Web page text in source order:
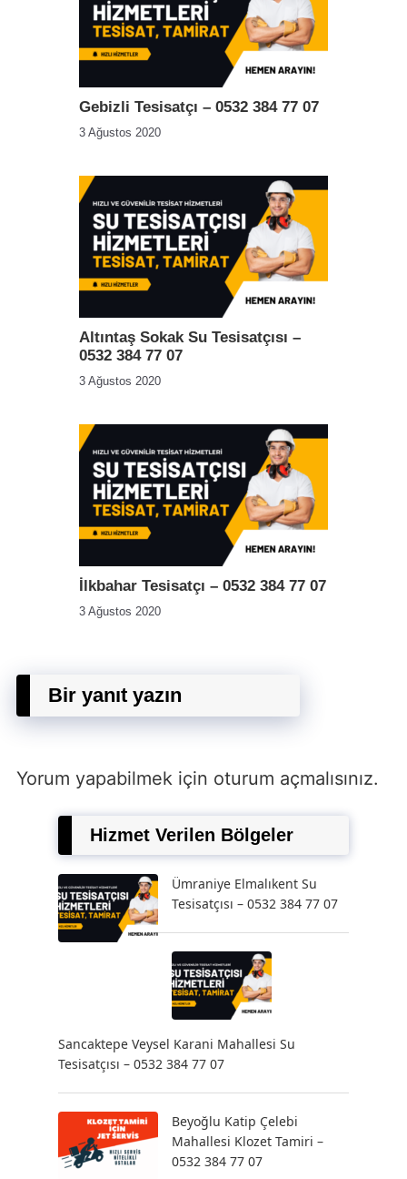
Gebizli Tesisatçı – 0532 384 77 07
3 Ağustos 2020
Altıntaş Sokak Su Tesisatçısı –
0532 384 77 07
3 Ağustos 2020
İlkbahar Tesisatçı – 0532 384 77 07
3 Ağustos 2020
Bir yanıt yazın
Yorum yapabilmek için oturum açmalısınız.
Hizmet Verilen Bölgeler
Ümraniye Elmalıkent Su
Tesisatçısı – 0532 384 77 07
Sancaktepe Veysel Karani Mahallesi Su
Tesisatçısı – 0532 384 77 07
Beyoğlu Katip Çelebi
Mahallesi Klozet Tamiri –
0532 384 77 07